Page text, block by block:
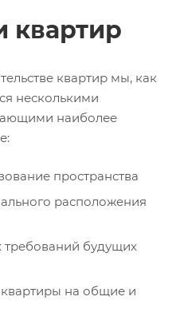
квартир
квартир мы, как
несколькими
наиболее
пространства
расположения
требований будущих
на общие и